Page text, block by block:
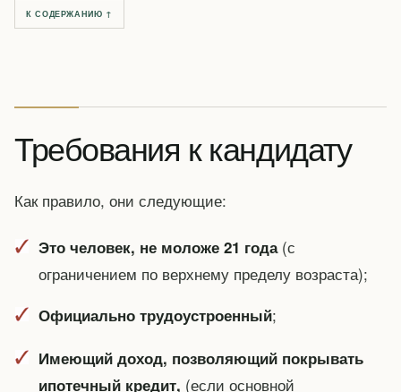
К СОДЕРЖАНИЮ ↑
Требования к кандидату
Как правило, они следующие:
Это человек, не моложе 21 года(с
ограничением по верхнему пределу возраста);
Официально трудоустроенный;
Имеющий доход, позволяющий покрывать
ипотечный кредит, (если основной